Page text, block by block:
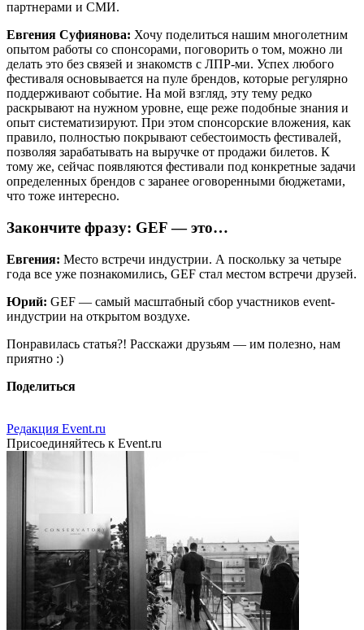
партнерами и СМИ.
Евгения Суфиянова: Хочу поделиться нашим многолетним
опытом работы со спонсорами, поговорить о том, можно ли
делать это без связей и знакомств с ЛПР-ми. Успех любого
фестиваля основывается на пуле брендов, которые регулярно
поддерживают событие. На мой взгляд, эту тему редко
раскрывают на нужном уровне, еще реже подобные знания и
опыт систематизируют. При этом спонсорские вложения, как
правило, полностью покрывают себестоимость фестивалей,
позволяя зарабатывать на выручке от продажи билетов. К
тому же, сейчас появляются фестивали под конкретные задачи
определенных брендов с заранее оговоренными бюджетами,
что тоже интересно.
Закончите фразу: GEF — это…
Евгения: Место встречи индустрии. А поскольку за четыре
года все уже познакомились, GEF стал местом встречи друзей.
Юрий: GEF — самый масштабный сбор участников event-
индустрии на открытом воздухе.
Понравилась статья?! Расскажи друзьям — им полезно, нам
приятно :)
Поделиться
Редакция Event.ru
Присоединяйтесь к Event.ru